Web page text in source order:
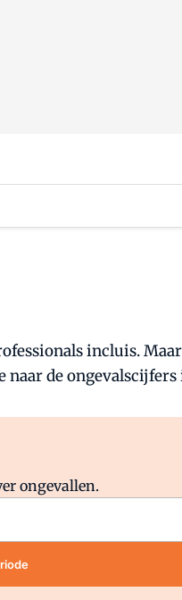
incluis.
de ongevalscijfers
ongevallen.